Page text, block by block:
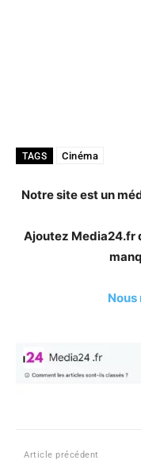
TAGS Cinéma
Notre site est un
Ajoutez Media24.fr
Nous
Article précédent